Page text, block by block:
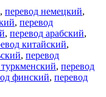
, перевод немецкий,
, перевод
, перевод арабский,
китайский,
, перевод
, перевод
финский, перевод